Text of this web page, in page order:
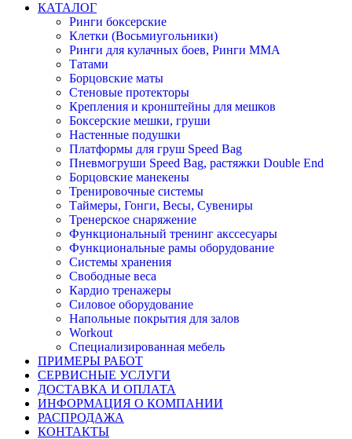
КАТАЛОГ
Ринги боксерские
Клетки (Восьмиугольники)
Ринги для кулачных боев, Ринги ММА
Татами
Борцовские маты
Стеновые протекторы
Крепления и кронштейны для мешков
Боксерские мешки, груши
Настенные подушки
Платформы для груш Speed Bag
Пневмогруши Speed Bag, растяжки Double End
Борцовские манекены
Тренировочные системы
Таймеры, Гонги, Весы, Сувениры
Тренерское снаряжение
Функциональный тренинг акссесуары
Функциональные рамы оборудование
Системы хранения
Свободные веса
Кардио тренажеры
Силовое оборудование
Напольные покрытия для залов
Workout
Специализированная мебель
ПРИМЕРЫ РАБОТ
СЕРВИСНЫЕ УСЛУГИ
ДОСТАВКА И ОПЛАТА
ИНФОРМАЦИЯ О КОМПАНИИ
РАСПРОДАЖА
КОНТАКТЫ